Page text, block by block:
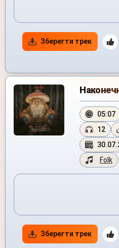
Зберегти трек
05:07
12
Folk
Зберегти трек